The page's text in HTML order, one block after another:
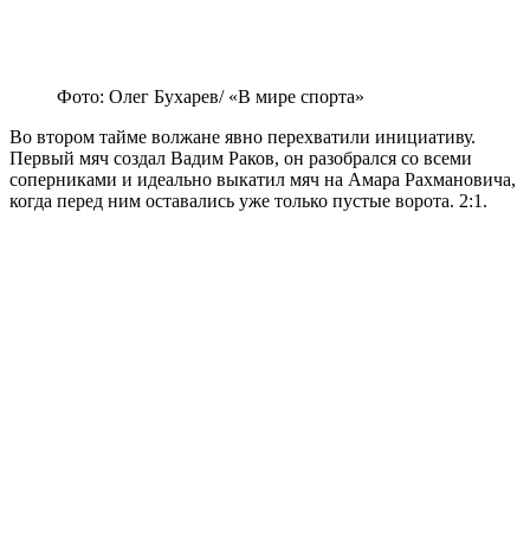
Фото: Олег Бухарев/ «В мире спорта»
Во втором тайме волжане явно перехватили инициативу.
Первый мяч создал Вадим Раков, он разобрался со всеми
соперниками и идеально выкатил мяч на Амара Рахмановича,
когда перед ним оставались уже только пустые ворота. 2:1.